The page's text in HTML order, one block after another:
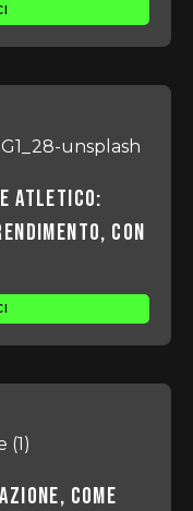
atletico:
con
come